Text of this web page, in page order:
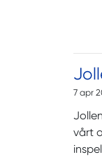
7 apr
vårt